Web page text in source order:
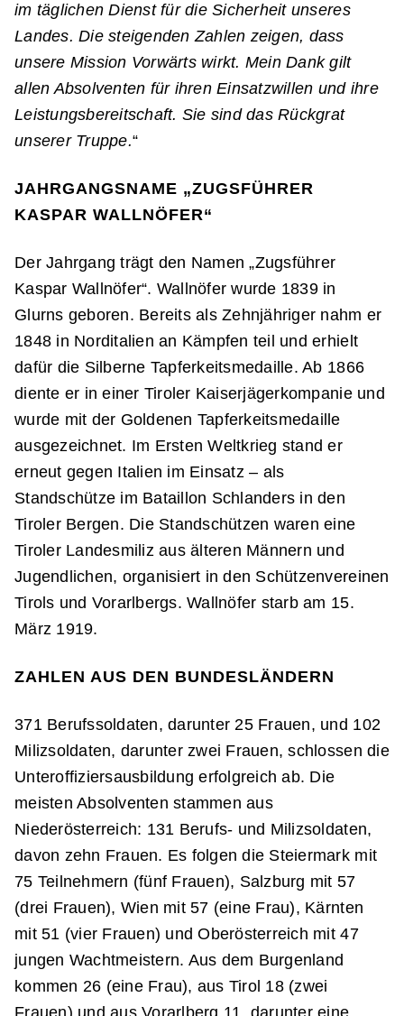
im täglichen Dienst für die Sicherheit unseres
Landes. Die steigenden Zahlen zeigen, dass
unsere Mission Vorwärts wirkt. Mein Dank gilt
allen Absolventen für ihren Einsatzwillen und ihre
Leistungsbereitschaft. Sie sind das Rückgrat
unserer Truppe.“
JAHRGANGSNAME „ZUGSFÜHRER
KASPAR WALLNÖFER“
Der Jahrgang trägt den Namen „Zugsführer
Kaspar Wallnöfer“. Wallnöfer wurde 1839 in
Glurns geboren. Bereits als Zehnjähriger nahm er
1848 in Norditalien an Kämpfen teil und erhielt
dafür die Silberne Tapferkeitsmedaille. Ab 1866
diente er in einer Tiroler Kaiserjägerkompanie und
wurde mit der Goldenen Tapferkeitsmedaille
ausgezeichnet. Im Ersten Weltkrieg stand er
erneut gegen Italien im Einsatz – als
Standschütze im Bataillon Schlanders in den
Tiroler Bergen. Die Standschützen waren eine
Tiroler Landesmiliz aus älteren Männern und
Jugendlichen, organisiert in den Schützenvereinen
Tirols und Vorarlbergs. Wallnöfer starb am 15.
März 1919.
ZAHLEN AUS DEN BUNDESLÄNDERN
371 Berufssoldaten, darunter 25 Frauen, und 102
Milizsoldaten, darunter zwei Frauen, schlossen die
Unteroffiziersausbildung erfolgreich ab. Die
meisten Absolventen stammen aus
Niederösterreich: 131 Berufs- und Milizsoldaten,
davon zehn Frauen. Es folgen die Steiermark mit
75 Teilnehmern (fünf Frauen), Salzburg mit 57
(drei Frauen), Wien mit 57 (eine Frau), Kärnten
mit 51 (vier Frauen) und Oberösterreich mit 47
jungen Wachtmeistern. Aus dem Burgenland
kommen 26 (eine Frau), aus Tirol 18 (zwei
Frauen) und aus Vorarlberg 11, darunter eine